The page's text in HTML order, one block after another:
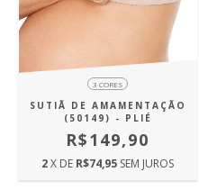
3 CORES
SUTIÃ DE AMAMENTAÇÃO
(50149) - PLIÉ
R$149,90
2X DE R$74,95 SEM JUROS